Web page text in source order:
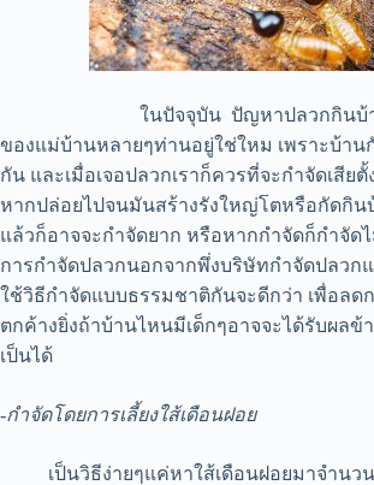
ในปัจจุบัน ปัญหาปลวกกินบ้าน ก็
ของแม่บ้านหลายๆท่านอยู่ใช่ใหม เพราะบ้าน
กัน และเมื่อเจอปลวกเราก็ควรที่จะกำจัดเสียตั้
หากปล่อยไปจนมันสร้างรังใหญ่โตหรือกัดกิน
แล้วก็อาจจะกำจัดยาก หรือหากกำจัดก็กำจัด
การกำจัดปลวกนอกจากพึ่งบริษัทกำจัดปลวก
ใช้วิธีกำจัดแบบธรรมชาติกันจะดีกว่า เพื่อลด
ตกค้างยิ่งถ้าบ้านไหนมีเด็กๆอาจจะได้รับผลข้
เป็นได้
-กำจัดโดยการเลี้ยงใส้เดือนฝอย
เป็นวิธีง่ายๆแค่หาใส้เดือนฝอยมาจำนวน